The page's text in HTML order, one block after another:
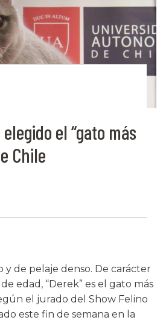
el “gato más
Chile
y de pelaje denso. De carácter
edad, “Derek” es el gato más
el jurado del Show Felino
este fin de semana en la